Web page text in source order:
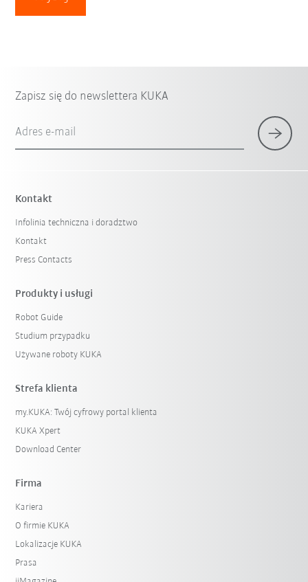
Zapisz się do newslettera KUKA
Adres e-mail
Kontakt
Infolinia techniczna i doradztwo
Kontakt
Press Contacts
Produkty i usługi
Robot Guide
Studium przypadku
Używane roboty KUKA
Strefa klienta
my.KUKA: Twój cyfrowy portal klienta
KUKA Xpert
Download Center
Firma
Kariera
O firmie KUKA
Lokalizacje KUKA
Prasa